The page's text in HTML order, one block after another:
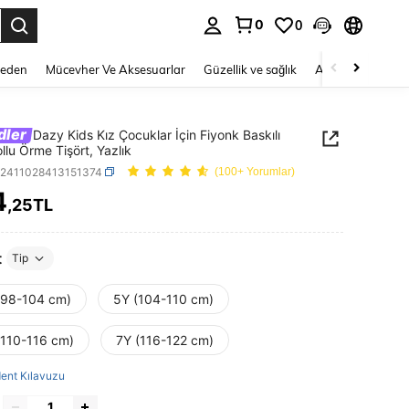
0 0
Mücevher Ve Aksesuarlar Güzellik ve sağlık Ayakkabı
Dazy Kids Kız Çocuklar İçin Fiyonk Baskılı
Örme Tişört, Yazlık
(100+ Yorumlar)
AND AVAILABILITY
,25TL
Tip
104 cm) 5Y (104-110 cm)
116 cm) 7Y (116-122 cm)
Kılavuzu